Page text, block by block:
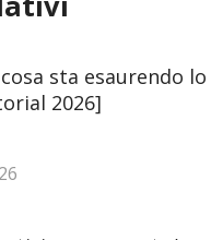
sta esaurendo
2026]